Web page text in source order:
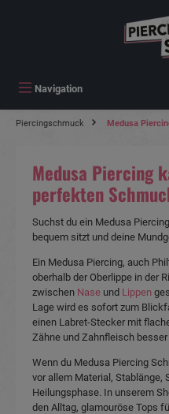
Navigation
Piercingschmuck Medusa
Medusa Piercing
perfekten
Suchst du ein Medusa
bequem sitzt und deine
Ein Medusa Piercing, auch
oberhalb der Oberlippe in der
zwischen Nase und Lippen
Lage wird es sofort zum
einen Labret-Stecker mit
Zähne und Zahnfleisch
Wenn du Medusa Piercing
vor allem Material, Stablänge,
Heilungsphase. In unserem
den Alltag, glamouröse Tops